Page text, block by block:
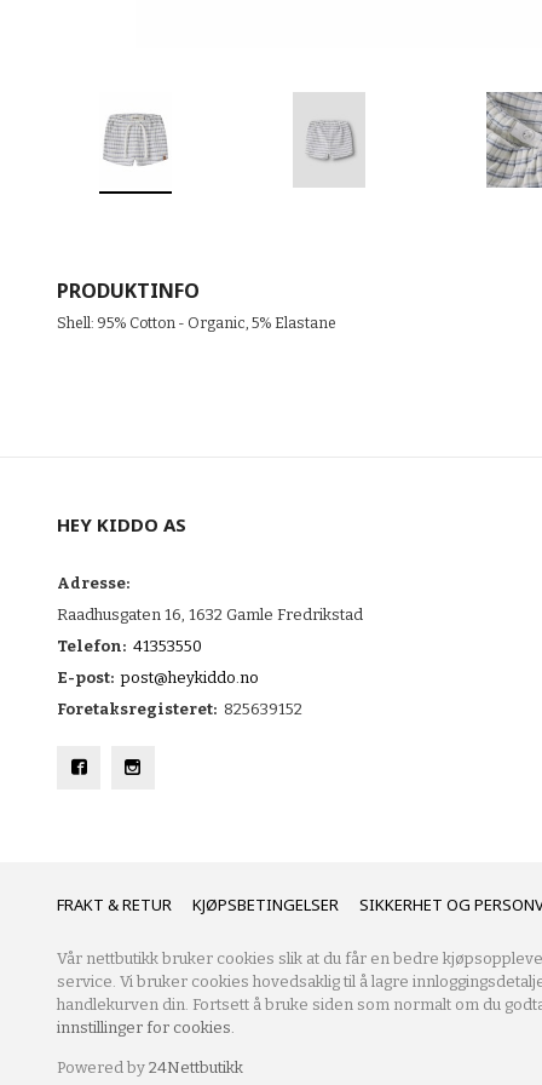
PRODUKTINFO
Shell: 95% Cotton - Organic, 5% Elastane
HEY KIDDO AS
Adresse:
Raadhusgaten 16, 1632 Gamle Fredrikstad
Telefon: 41353550
E-post: post@heykiddo.no
Foretaksregisteret: 825639152
FRAKT KJØPSBETINGELSER SIKKERHET OG
Vår nettbutikk bruker cookies slik at du får en bedre
service. Vi bruker cookies hovedsaklig til å lagre
handlekurven din. Fortsett å bruke siden som normalt om du
innstillinger for cookies.
Powered by 24Nettbutikk